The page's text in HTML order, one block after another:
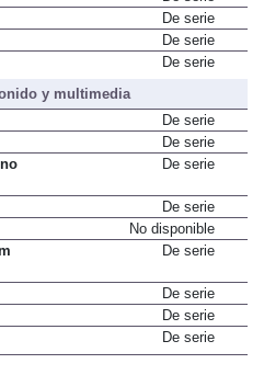
De serie
De serie
De serie
y multimedia
De serie
De serie
De serie
De serie
No disponible
De serie
De serie
De serie
De serie